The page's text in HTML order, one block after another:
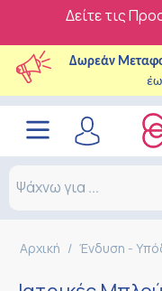
Δείτε τις
Δωρεάν
Αρχική / Ένδυση -